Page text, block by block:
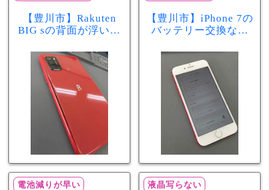
【豊川市】Rakuten
BIG sの背面が浮いて
リー膨張のサインか
もしれません！バッ
テリー交換修理事例
【豊川市】iPhone 7の
バッテリー交換なら
最大容量70％で電池
の減りが早い症状も
当日60分で改善
電池減りが早い 液晶写らない